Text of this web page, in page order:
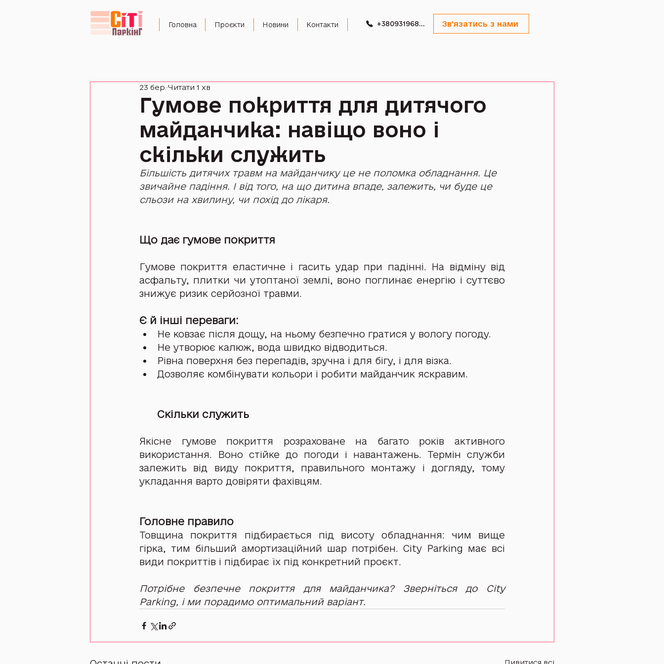
Головна Проєкти Новини Контакти +380931968989 Зв'язатись з нами
Гумове покриття для дитячого
майданчика: навіщо воно і
скільки служить
23 бер. Читати 1 хв
Більшість дитячих травм на майданчику це не поломка обладнання. Це
звичайне падіння. І від того, на що дитина впаде, залежить, чи буде це
сльози на хвилину, чи похід до лікаря.
Що дає гумове покриття
Гумове покриття еластичне і гасить удар при падінні. На відміну від
асфальту, плитки чи утоптаної землі, воно поглинає енергію і суттєво
знижує ризик серйозної травми.
Є й інші переваги:
Не ковзає після дощу, на ньому безпечно гратися у вологу погоду.
Не утворює калюж, вода швидко відводиться.
Рівна поверхня без перепадів, зручна і для бігу, і для візка.
Дозволяє комбінувати кольори і робити майданчик яскравим.
Скільки служить
Якісне гумове покриття розраховане на багато років активного
використання. Воно стійке до погоди і навантажень. Термін служби
залежить від виду покриття, правильного монтажу і догляду, тому
укладання варто довіряти фахівцям.
Головне правило
Товщина покриття підбирається під висоту обладнання: чим вище
гірка, тим більший амортизаційний шар потрібен. City Parking має всі
види покриттів і підбирає їх під конкретний проєкт.
Потрібне безпечне покриття для майданчика? Зверніться до City
Parking, і ми порадимо оптимальний варіант.
Дивитися всі